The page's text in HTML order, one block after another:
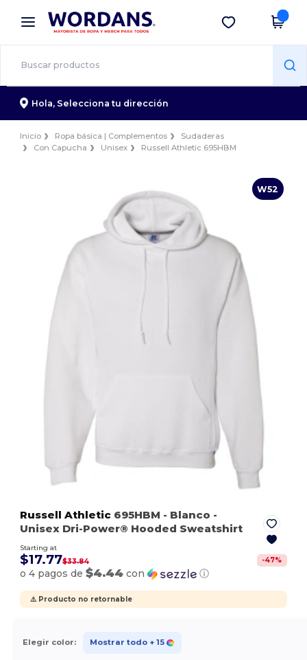
× App de Wordans
¡Mejores precios en app!
Descargar app
Hola, Selecciona tu dirección
Inicio Ropa básica | Complementos
Sudaderas
Con Capucha
Unisex Russell Athletic 695HBM
W52
Russell Athletic 695HBM - Blanco -
Unisex Dri-Power® Hooded Sweatshirt
Starting at
$17.77$33.84 -47%
o 4 pagos de$4.44 con ⓘ
⚠️ Producto no retornable
Elegir color: Mostrar todo + 15